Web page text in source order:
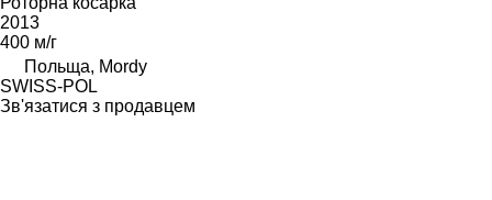
2013
400 м/г
Польща, Mordy
SWISS-POL
Зв'язатися з продавцем